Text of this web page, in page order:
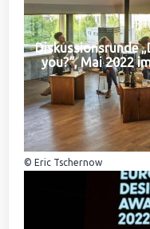
Diskussionsrunde
you?“, Mai 2022
© Eric Tschernow